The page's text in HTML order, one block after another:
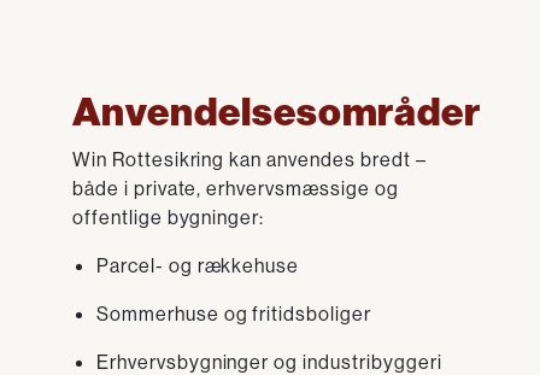
Anvendelsesområder
Win Rottesikring kan anvendes bredt –
både i private, erhvervsmæssige og
offentlige bygninger:
Parcel- og rækkehuse
Sommerhuse og fritidsboliger
Erhvervsbygninger og industribyggeri